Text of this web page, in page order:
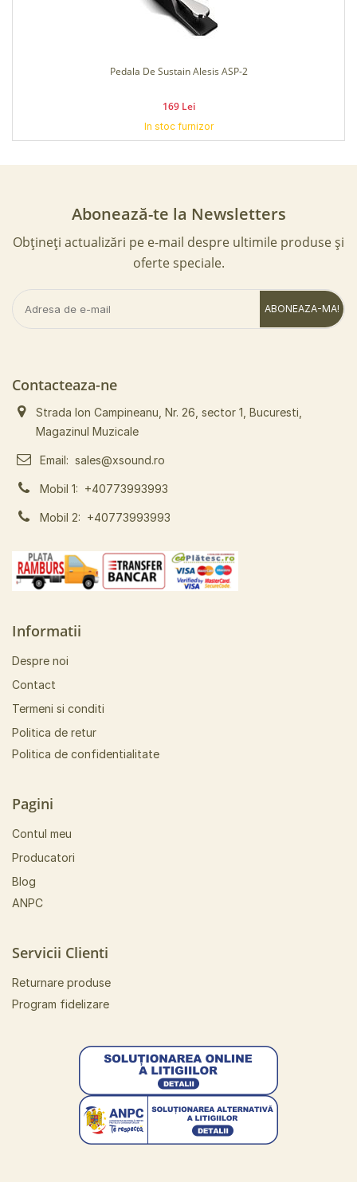
Pedala Expresie Pentru MIDI
Abonează-te la Newsletters
Obțineți actualizări pe e-mail despre ultimile produse și
oferte speciale.
ABONEAZA-MA!
Contacteaza-ne
Strada Ion Campineanu, Nr. 26, sector 1, Bucuresti,
Magazinul Muzicale
Email: sales@xsound.ro
Mobil 1: +40773993993
Mobil 2: +40773993993
Informatii
Despre noi
Contact
Termeni si conditi
Politica de retur
Politica de confidentialitate
Pagini
Contul meu
Producatori
Blog
ANPC
Servicii Clienti
Returnare produse
Program fidelizare